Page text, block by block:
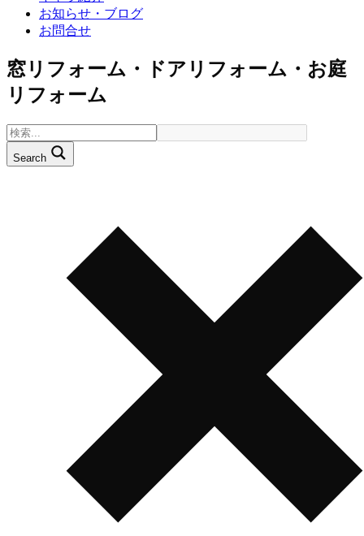
お知らせ・ブログ
お問合せ
窓リフォーム・ドアリフォーム・お庭
リフォーム
Search